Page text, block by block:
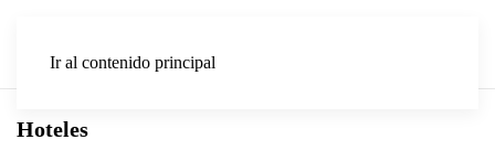
Ir al contenido principal
Hoteles